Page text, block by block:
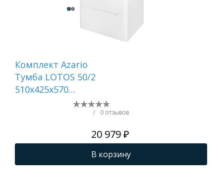
Комплект Azario
Тумба LOTOS 50/2
510х425х570
раковиной Monte 50
/ 0 отзывов
20 979 ₽
В корзину